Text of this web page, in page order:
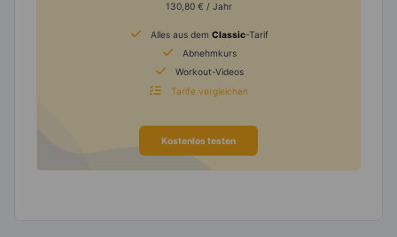
130,80 € / Jahr
Alles aus dem Classic-Tarif
Abnehmkurs
Workout-Videos
Tarife vergleichen
Kostenlos testen